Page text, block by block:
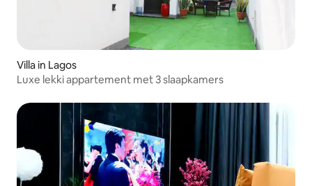
Villa in Lagos
Luxe lekki appartement met 3 slaapkamers